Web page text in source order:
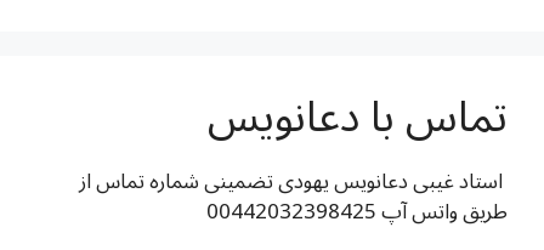
تماس با دعانویس
استاد غیبی دعانویس یهودی تضمینی شماره تماس از
طریق واتس آپ 00442032398425